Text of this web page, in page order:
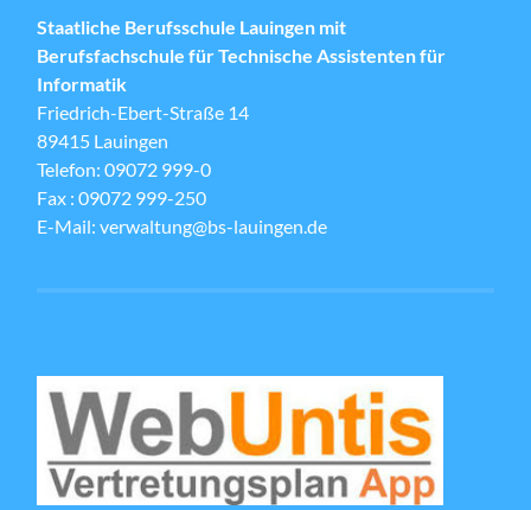
Staatliche Berufsschule Lauingen mit
Berufsfachschule für Technische Assistenten für
Informatik
Friedrich-Ebert-Straße 14
89415 Lauingen
Telefon: 09072 999-0
Fax : 09072 999-250
E-Mail: verwaltung@bs-lauingen.de